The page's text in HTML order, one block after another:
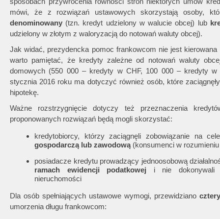
mówi, że z rozwiązań ustawowych skorzystają osoby,
denominowany (tzn. kredyt udzielony w walucie obcej) lub
udzielony w złotym z waloryzacją do notowań waluty obcej).
Jak widać, prezydencka pomoc frankowcom nie jest
warto pamiętać, że kredyty zależne od notowań waluty
domowych (550 000 – kredyty w CHF, 100 000 – kredyty w
stycznia 2016 roku ma dotyczyć również osób, które
hipotekę.
Ważne rozstrzygnięcie dotyczy też przeznaczenia
proponowanych rozwiązań będą mogli skorzystać:
kredytobiorcy, którzy zaciągnęli zobowiązanie na
gospodarczą lub zawodową(konsumenci w
posiadacze kredytu prowadzący jednoosobową
ramach ewidencji podatkowej i nie dokonywali
nieruchomości
Dla osób spełniających ustawowe wymogi, przewidziano cztery
umorzenia długu frankowcom: